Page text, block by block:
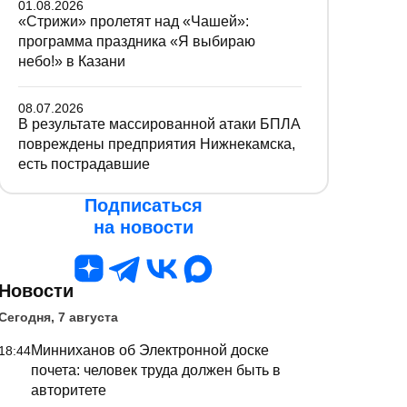
01.08.2026
«Стрижи» пролетят над «Чашей»:
программа праздника «Я выбираю
небо!» в Казани
08.07.2026
В результате массированной атаки БПЛА
повреждены предприятия Нижнекамска,
есть пострадавшие
Подписаться
на новости
7 августа
Минниханов об Электронной доске
почета: человек труда должен быть в
авторитете